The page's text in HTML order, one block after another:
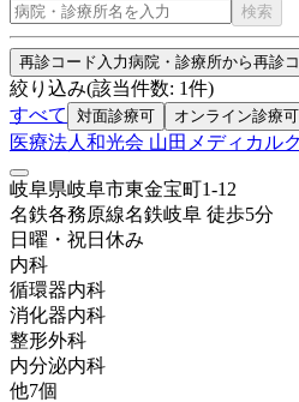
検索
再診コード入力病院・診療所から再診
絞り込み(該当件数: 1件)
すべて
対面診療可 オンライン診療可
医療法人和光会 山田メディカル
岐阜県岐阜市東金宝町1-12
名鉄各務原線名鉄岐阜 徒歩5分
日曜・祝日 休み
内科
循環器内科
消化器内科
整形外科
内分泌内科
他7個